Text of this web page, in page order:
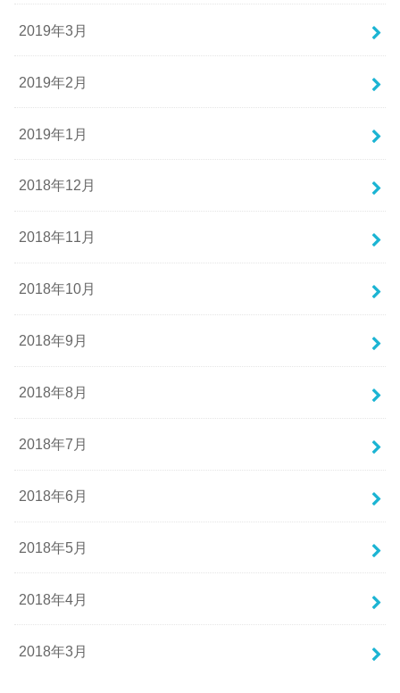
2019年3月
2019年2月
2019年1月
2018年12月
2018年11月
2018年10月
2018年9月
2018年8月
2018年7月
2018年6月
2018年5月
2018年4月
2018年3月